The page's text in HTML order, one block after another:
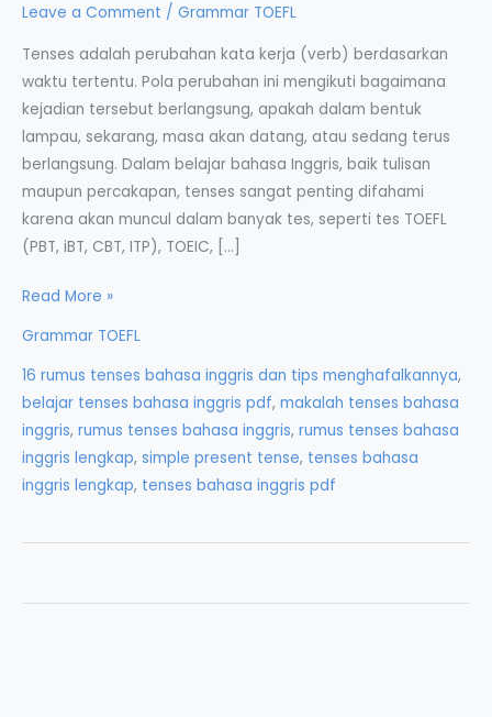
Leave a Comment / Grammar TOEFL
Tenses adalah perubahan kata kerja (verb) berdasarkan
waktu tertentu. Pola perubahan ini mengikuti bagaimana
kejadian tersebut berlangsung, apakah dalam bentuk
lampau, sekarang, masa akan datang, atau sedang terus
berlangsung. Dalam belajar bahasa Inggris, baik tulisan
maupun percakapan, tenses sangat penting difahami
karena akan muncul dalam banyak tes, seperti tes TOEFL
(PBT, iBT, CBT, ITP), TOEIC, […]
Tenses:
Kerja
Berdasarkan
Waktu
Read More »
Grammar TOEFL
16 rumus tenses bahasa inggris dan tips menghafalkannya,
belajar tenses bahasa inggris pdf, makalah tenses bahasa
inggris, rumus tenses bahasa inggris, rumus tenses bahasa
inggris lengkap, simple present tense, tenses bahasa
inggris lengkap, tenses bahasa inggris pdf